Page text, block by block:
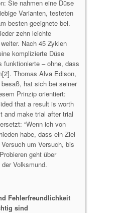
Sie nahmen eine Düse
Varianten, testeten
besten geeignete bei.
zehn leichte
Nach 45 Zyklen
komplizierte Düse
funktionierte – ohne, dass
Thomas Alva Edison,
hat sich bei seiner
Prinzip orientiert:
that a result is worth
and make trial after trial
“Wenn ich von
habe, dass ein Ziel
um Versuch, bis
geht über
Volksmund.
Fehlerfreundlichkeit
sind